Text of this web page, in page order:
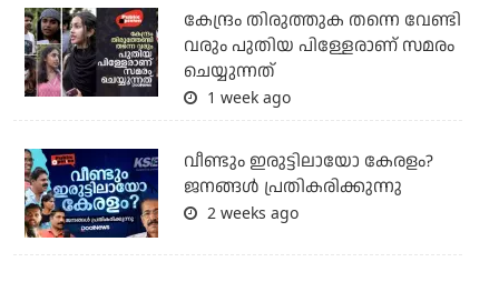
കേന്ദ്രം തിരുത്തുക തന്നെ വേണ്ടി
വരും പുതിയ പിള്ളേരാണ് സമരം
ചെയ്യുന്നത്
1 week ago
വീണ്ടും ഇരുട്ടിലായോ കേരളം?
ജനങ്ങൾ പ്രതികരിക്കുന്നു
2 weeks ago